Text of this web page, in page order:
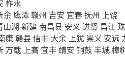
柞水
余 鹰潭赣州 吉安 宜春抚州 上饶
山湖 新建 南昌县 安义 进贤 昌江
康赣县信丰 大余 上犹 崇义 安远
万载 上高 宜丰靖安 铜鼓丰城樟